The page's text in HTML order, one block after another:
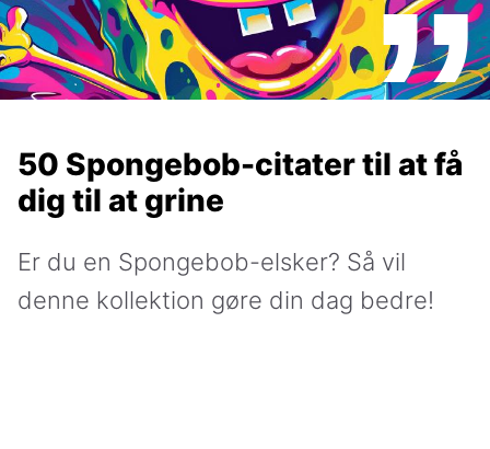
50 Spongebob-citater til at få
dig til at grine
Er du en Spongebob-elsker? Så vil
denne kollektion gøre din dag bedre!